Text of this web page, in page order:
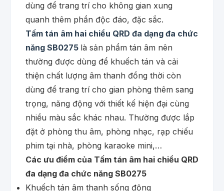
dùng để trang trí cho không gian xung
quanh thêm phần độc đáo, đặc sắc.
Tấm tán âm hai chiều QRD đa dạng đa chức
năng SB0275 là sản phẩm tán âm nên
thường được dùng để khuếch tán và cải
thiện chất lượng âm thanh đồng thời còn
dùng để trang trí cho gian phòng thêm sang
trọng, năng động với thiết kế hiện đại cùng
nhiều màu sắc khác nhau. Thường được lắp
đặt ở phòng thu âm, phòng nhạc, rạp chiếu
phim tại nhà, phòng karaoke mini,…
Các ưu điểm của Tấm tán âm hai chiều QRD
đa dạng đa chức năng SB0275
Khuếch tán âm thanh sống động